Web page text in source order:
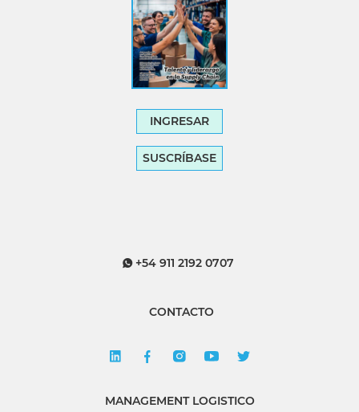
INGRESAR
SUSCRÍBASE
+54 911 2192 0707
CONTACTO
MANAGEMENT LOGISTICO